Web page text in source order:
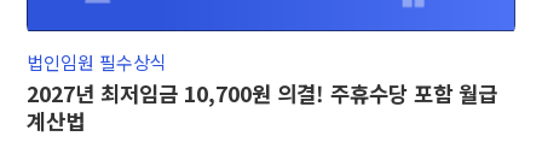
2027년 최저임금 10,700원 의결! 주휴수당 포함 월급
계산법
법인임원 필수상식